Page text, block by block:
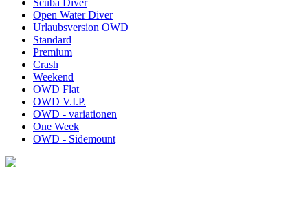
Open Water Diver
Urlaubsversion OWD
Standard
Premium
Crash
Weekend
OWD Flat
OWD V.I.P.
OWD - variationen
One Week
OWD - Sidemount